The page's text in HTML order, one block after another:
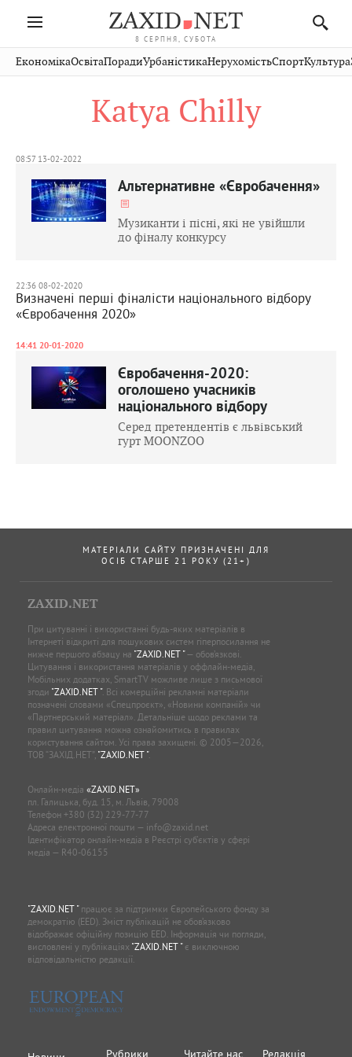
8 СЕРПНЯ, СУБОТА
Івано-
Франківськ
Рівне
Чернівці
Стрий
Хмельницький
Публікації
Авто СловкоКультура
Кіно Дім Спорт
ЕкономікаОсвітаПорадиУрбаністикаНерухомістьСпортКультура
Katya Chilly
08:57 13-02-2022
Альтернативне «Євробачення»
Музиканти і пісні, які не увійшли
до фіналу конкурсу
22:36 08-02-2020
Визначені перші фіналісти національного відбору
«Євробачення 2020»
14:41 20-01-2020
Євробачення-2020:
оголошено учасників
національного відбору
Серед претендентів є львівський
гурт MOONZOO
МАТЕРІАЛИ САЙТУ ПРИЗНАЧЕНІ ДЛЯ
ОСІБ СТАРШЕ 21 РОКУ (21+)
ZAXID.NET
При цитуванні і використанні будь-яких матеріалів в
Інтернеті відкриті для пошукових систем гіперпосилання не
нижче першого абзацу на "ZAXID.NET "— обов’язкові.
Цитування і використання матеріалів у оффлайн-медіа,
Мобільних додатках, SmartTV можливе лише з письмової
згоди "ZAXID.NET ". Всі комерційні рекламні матеріали
позначені словами «Спецпроєкт», «Новини компаній» чи
«Партнерський матеріал». Детальніше щодо реклами та
правил цитування можна ознайомитись в правилах
користування сайтом. Усі права захищені. © 2005—2026,
ТОВ “ЗАХІД.НЕТ”, "ZAXID.NET ".
Онлайн-медіа «ZAXID.NET»
пл. Галицька, буд. 15, м. Львів, 79008
Телефон +380 (32) 229-77-77
Адреса електронної пошти — info@zaxid.net
Ідентифікатор онлайн-медіа в Реєстрі суб'єктів у сфері
медіа — R40-06155
"ZAXID.NET "працює за підтримки Європейського фонду за
демократію (EED). Зміст публікацій не обов’язково
відображає офіційну позицію EED. Інформація чи погляди,
висловлені у публікаціях "ZAXID.NET "є виключною
відповідальністю редакції.
Рубрики Читайте нас Редакція